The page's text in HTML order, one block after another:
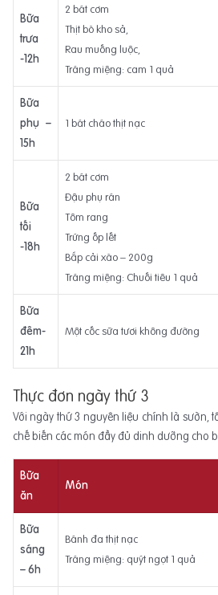
Bữa
trưa
-12h
2 bát cơm
Thịt bò kho sả,
Rau muống luộc,
Tráng miệng: cam 1 quả
Bữa
phụ –
15h
1 bát cháo thịt nạc
Bữa
tối
-18h
2 bát cơm
Đậu phụ rán
Tôm rang
Trứng ốp lết
Bắp cải xào – 200g
Tráng miệng: Chuối tiêu 1 quả
Bữa
đêm-
21h
Một cốc sữa tươi không đường
Thực đơn ngày thứ 3
Với ngày thứ 3 nguyên liệu chính là sườn,
chế biến các món đầy đủ dinh dưỡng cho
Bữa
ăn
Món
Bữa
sáng
– 6h
Bánh đa thịt nạc
Tráng miệng: quýt ngọt 1 quả